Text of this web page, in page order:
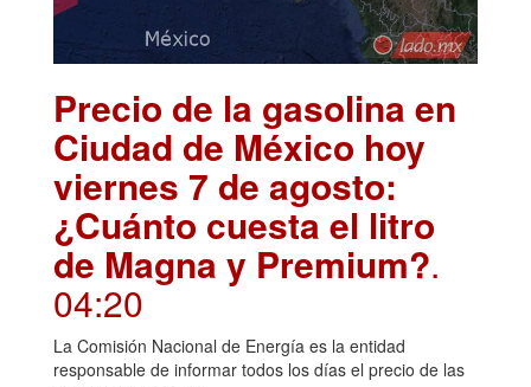
Precio de la gasolina en
Ciudad de México hoy
viernes 7 de agosto:
¿Cuánto cuesta el litro
de Magna y Premium?.
04:20
La Comisión Nacional de Energía es la entidad
responsable de informar todos los días el precio de las